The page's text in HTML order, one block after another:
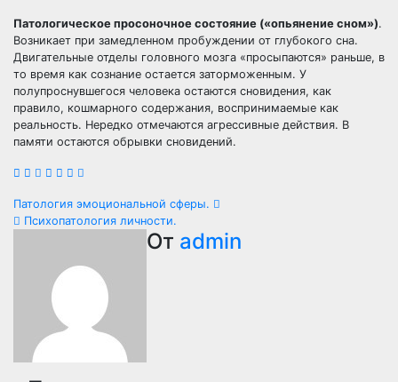
Патологическое просоночное состояние («опьянение сном»).
Возникает при замедленном пробуждении от глубокого сна.
Двигательные отделы головного мозга «просыпаются» раньше, в
то время как сознание остается заторможенным. У
полупроснувшегося человека остаются сновидения, как
правило, кошмарного содержания, воспринимаемые как
реальность. Нередко отмечаются агрессивные действия. В
памяти остаются обрывки сновидений.
Навигация
записям
Патология эмоциональной сферы.
Психопатология личности.
От admin